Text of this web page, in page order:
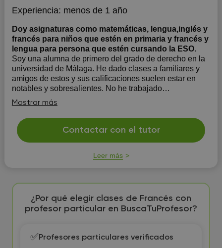
Experiencia: menos de 1 año
Doy asignaturas como matemáticas, lengua,inglés y
francés para niños que estén en primaria y francés y
lengua para persona que estén cursando la ESO.
Soy una alumna de primero del grado de derecho en la
universidad de Málaga. He dado clases a familiares y
amigos de estos y sus calificaciones suelen estar en
notables y sobresalientes. No he trabajado
remuneradamente como profesora particular pero si he
impartido clases a niños.
Mostrar más
Contactar con el tutor
Leer más
¿Por qué elegir clases de Francés con
profesor particular en BuscaTuProfesor?
✅Profesores particulares verificados